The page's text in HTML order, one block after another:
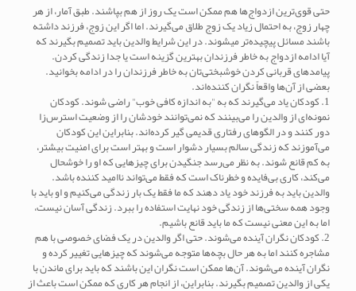
حتی قوی‌ترین ازدواج‌ها هم ممکن است یک روز از هم بپاشند. طبق آمار، از هر
چهار زوج، به احتمال زیاد یک زوج طلاق می‌گیرند. اما اگر این زوج، فرزند داشته
باشند مسائل پیچیده‌تر میشوند. در این شرایط والدین باید تصمیم بگیرند که
آیا ادامه ازدواج به خاطر فرزندان بهترین گزینه است یا جدا زندگی کردن.
پیامدهای قربانی کردن خوشبختی‌تان به خاطر فرزندان را در ادامه بخوانید.
بعضی از آن‌ها واقعاً نگران کننده‌اند.
1. کودکان یاد می‌گیرند که به "به اندازه کافی خوب" راضی شوند. کودکان
نمونه‌ای از والدین را می‌بینند که نمی‌توانند خودشان را از وضعیت استرس‌زا
دور کنند و در الگوهای رفتاری قدیمی گیر کرده‌اند. بنابراین این کودکان
می‌آموزند که زندگی سالم بسیار دشوار است و بهتر است برای امنیت بیشتر،
به کم قانع شوند. به نظر می‌رسد جنگیدن برای چیزهایی که او را خوشحال
می‌کند، کاری بی‌فایده و خطرناک است که فقط می‌تواند ناامید کننده باشد.
والدین باید به فرزند خود یاد دهند که ما فقط یک بار زندگی می‌کنیم و او باید با
وجود همه سختی‌ها از زندگی خود نهایت استفاده را ببرد. زندگی آسان نیست،
اما به این معنی نیست که ما باید قانع باشیم.
2. کودکان نگران آینده می‌شوند. حتی اگر والدین در یک فضای خصوصی با هم
مشاجره کنند اما به هر حال بچه‌ها متوجه می‌شوند که چیزهایی تغییر کرده و
نگران آینده می‌شوند. آن‌ها ممکن است نگران این باشند که باید برای ماندن با
یکی از والدین تصمیم بگیرند. بنابراین، از انجام هر کاری که ممکن است باعث از